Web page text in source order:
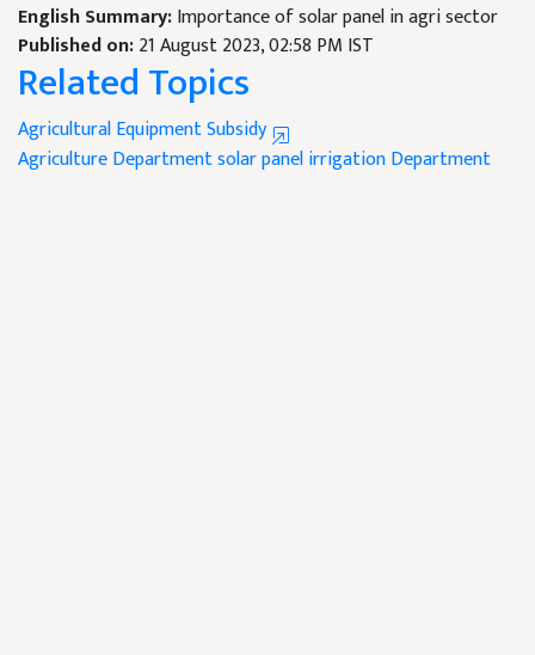
English Summary:Importance of solar panel in agri sector
Published on:21 August 2023, 02:58 PM IST
Related Topics
Agricultural Equipment Subsidy
Agriculture Departmentsolar panelirrigation Department